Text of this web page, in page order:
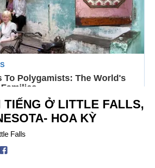
TIẾNG Ở LITTLE FALLS,
HOA KỲ
Falls